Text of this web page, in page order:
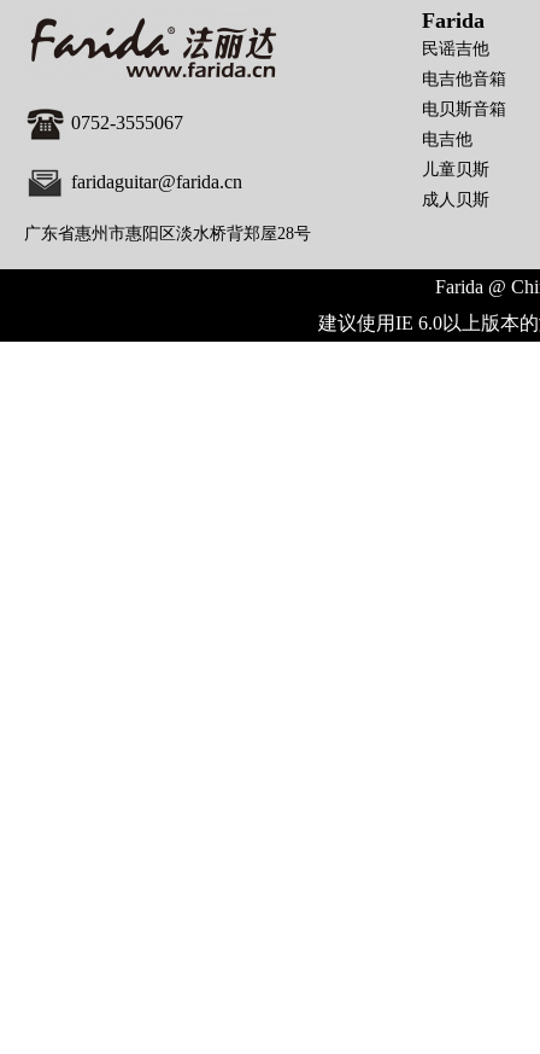
0752-3555067
faridaguitar@farida.cn
广东省惠州市惠阳区淡水桥背郑屋28号
Farida
民谣吉他
电吉他音箱
电贝斯音箱
电吉他
儿童贝斯
成人贝斯
Farida @
建议使用IE 6.0以上版本